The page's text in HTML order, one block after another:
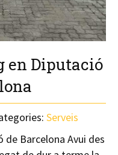
en Diputació
Serveis
de Barcelona Avui des